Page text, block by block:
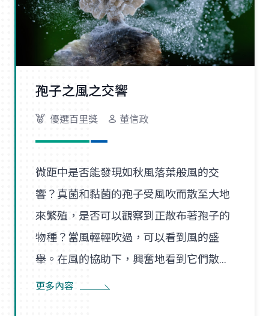
孢子之風之交響
優選百里獎 董信政
微距中是否能發現如秋風落葉般風的交
響？真菌和黏菌的孢子受風吹而散至大地
來繁殖，是否可以觀察到正散布著孢子的
物種？當風輕輕吹過，可以看到風的盛
舉。在風的協助下，興奮地看到它們散播
孢子的盛況，在精彩過程中也看到了風的
更多內容